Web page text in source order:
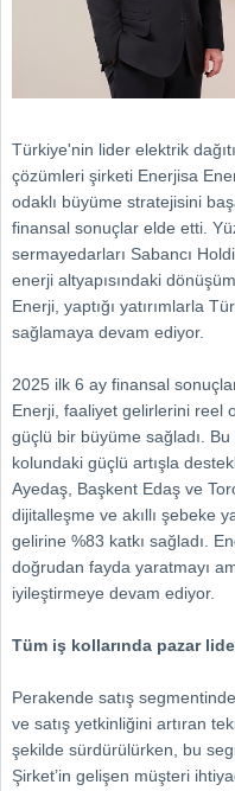
Türkiye'nin lider elektrik
çözümleri şirketi Enerjisa
odaklı büyüme stratejisini
finansal sonuçlar elde etti.
sermayedarları Sabancı
enerji altyapısındaki
Enerji, yaptığı yatırımlarla
sağlamaya devam ediyor.
2025 ilk 6 ay finansal
Enerji, faaliyet gelirlerini reel
güçlü bir büyüme sağladı.
kolundaki güçlü artışla
Ayedaş, Başkent Edaş ve
dijitalleşme ve akıllı şebeke
gelirine %83 katkı sağladı.
doğrudan fayda yaratmayı
iyileştirmeye devam ediyor.
Tüm iş kollarında pazar
Perakende satış
ve satış yetkinliğini artıran
şekilde sürdürülürken, bu
Şirket’in gelişen müşteri